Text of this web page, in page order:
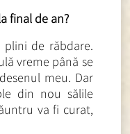
final de an?
de răbdare.
vreme până se
meu. Dar
din nou sălile
va fi curat,